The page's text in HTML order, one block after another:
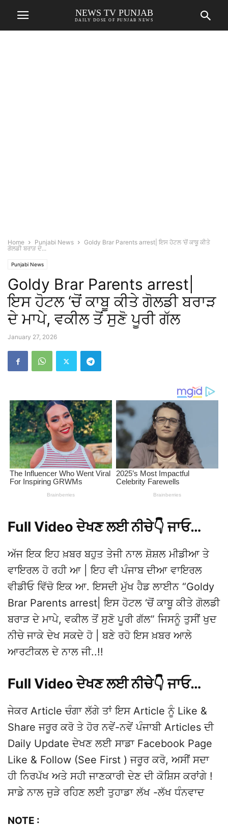
NEWS TV PUNJAB
DAILY DOSE OF PUNJAB NEWS
Home Punjabi News
Goldy Brar Parents arrest| ਇਸ ਹੋਟਲ ‘ਚੋਂ ਕਾਬੂ ਕੀਤੇ
ਗੋਲਡੀ ਬਰਾੜ ਦੇ...
Punjabi News
Goldy Brar Parents arrest|
ਇਸ ਹੋਟਲ ‘ਚੋਂ ਕਾਬੂ ਕੀਤੇ ਗੋਲਡੀ ਬਰਾੜ
ਦੇ ਮਾਪੇ, ਵਕੀਲ ਤੋਂ ਸੁਣੋ ਪੂਰੀ ਗੱਲ
January 27, 2026
Full Video ਦੇਖਣ ਲਈ ਨੀਚੇ👇 ਜਾਓ…
ਅੱਜ ਇਕ ਇਹ ਖ਼ਬਰ ਬਹੁਤ ਤੇਜੀ ਨਾਲ ਸ਼ੋਸ਼ਲ ਮੀਡੀਆ ਤੇ
ਵਾਇਰਲ ਹੋ ਰਹੀ ਆ | ਇਹ ਵੀ ਪੰਜਾਬ ਦੀਆ ਵਾਇਰਲ
ਵੀਡੀਓ ਵਿੱਚੋ ਇਕ ਆ. ਇਸਦੀ ਮੁੱਖ ਹੈਡ ਲਾਈਨ “Goldy
Brar Parents arrest| ਇਸ ਹੋਟਲ ‘ਚੋਂ ਕਾਬੂ ਕੀਤੇ ਗੋਲਡੀ
ਬਰਾੜ ਦੇ ਮਾਪੇ, ਵਕੀਲ ਤੋਂ ਸੁਣੋ ਪੂਰੀ ਗੱਲ” ਜਿਸਨੂੰ ਤੁਸੀਂ ਖੁਦ
ਨੀਚੇ ਜਾਕੇ ਦੇਖ ਸਕਦੇ ਹੋ | ਬਣੇ ਰਹੋ ਇਸ ਖ਼ਬਰ ਆਲੇ
ਆਰਟੀਕਲ ਦੇ ਨਾਲ ਜੀ..!!
Full Video ਦੇਖਣ ਲਈ ਨੀਚੇ👇 ਜਾਓ…
ਜੇਕਰ Article ਚੰਗਾ ਲੱਗੇ ਤਾਂ ਇਸ Article ਨੂੰ Like &
Share ਜਰੂਰ ਕਰੋ ਤੇ ਹੋਰ ਨਵੇਂ-ਨਵੇਂ ਪੰਜਾਬੀ Articles ਦੀ
Daily Update ਦੇਖਣ ਲਈ ਸਾਡਾ Facebook Page
Like & Follow (See First ) ਜਰੂਰ ਕਰੋ, ਅਸੀਂ ਸਦਾ
ਹੀ ਨਿਰਪੱਖ ਅਤੇ ਸਹੀ ਜਾਣਕਾਰੀ ਦੇਣ ਦੀ ਕੋਸ਼ਿਸ ਕਰਾਂਗੇ !
ਸਾਡੇ ਨਾਲ ਜੁੜੇ ਰਹਿਣ ਲਈ ਤੁਹਾਡਾ ਲੱਖ -ਲੱਖ ਧੰਨਵਾਦ
NOTE :